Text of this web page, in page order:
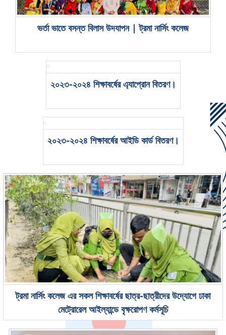
ভর্তা ভাতে বসন্ত বিলাস উদযাপন | ট্রমা নার্সিং কলেজ
২০২৩-২০২৪ শিক্ষাবর্ষের এ্যাপ্রোন বিতরণ।
২০২৩-২০২৪ শিক্ষাবর্ষের আইডি কার্ড বিতরণ।
ট্রমা নার্সিং কলেজ এর সকল শিক্ষাবর্ষের ছাত্র-ছাত্রীদের উদ্যোগে ঢাকা
মেট্রোরেল আইল্যান্ডে বৃক্ষরোপণ কর্মসূচি